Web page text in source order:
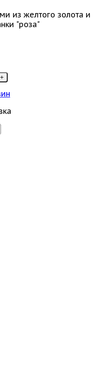
из желтого золота и
"роза"